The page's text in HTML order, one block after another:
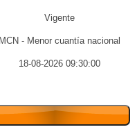
Vigente
MCN - Menor cuantía nacional
18-08-2026 09:30:00